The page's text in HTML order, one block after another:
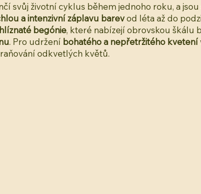
svůj životní cyklus během jednoho roku, a jsou
a intenzivní záplavu barevod léta až do
begónie, které nabízejí obrovskou škálu
. Pro udržení bohatého a nepřetržitého kvetení
odkvetlých květů.